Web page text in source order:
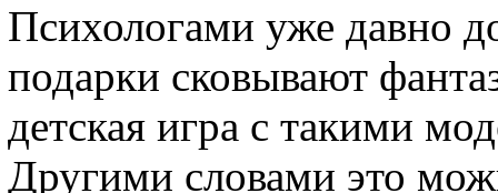
Психологами уже давно
подарки сковывают
детская игра с такими
Другими словами это